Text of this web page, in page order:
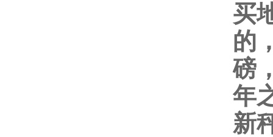
买
的
磅
年
新